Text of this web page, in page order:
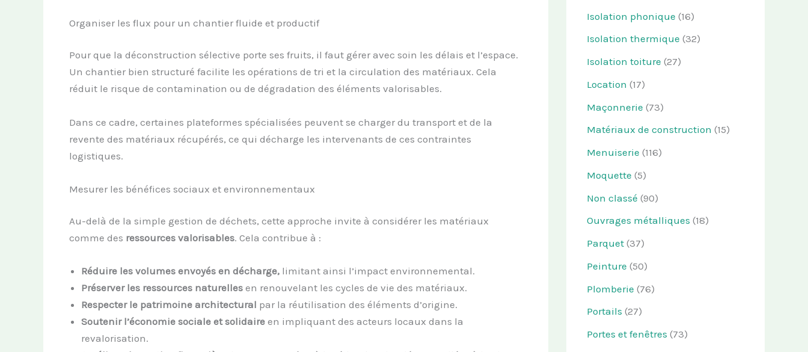
Organiser les flux pour un chantier fluide et productif
Pour que la déconstruction sélective porte ses fruits, il faut gérer avec soin les délais et l’espace.
Un chantier bien structuré facilite les opérations de tri et la circulation des matériaux. Cela
réduit le risque de contamination ou de dégradation des éléments valorisables.
Dans ce cadre, certaines plateformes spécialisées peuvent se charger du transport et de la
revente des matériaux récupérés, ce qui décharge les intervenants de ces contraintes
logistiques.
Mesurer les bénéfices sociaux et environnementaux
Au-delà de la simple gestion de déchets, cette approche invite à considérer les matériaux
comme des ressources valorisables. Cela contribue à :
Réduire les volumes envoyés en décharge,limitant ainsi l’impact environnemental.
Préserver les ressources naturellesen renouvelant les cycles de vie des matériaux.
Respecter le patrimoine architectural par la réutilisation des éléments d’origine.
Soutenir l’économie sociale et solidaireen impliquant des acteurs locaux dans la
revalorisation.
Isolation phonique (16)
Isolation thermique (32)
Isolation toiture (27)
Location (17)
Maçonnerie (73)
Matériaux de construction (15)
Menuiserie (116)
Moquette (5)
Non classé (90)
Ouvrages métalliques (18)
Parquet (37)
Peinture (50)
Plomberie (76)
Portails (27)
Portes et fenêtres (73)